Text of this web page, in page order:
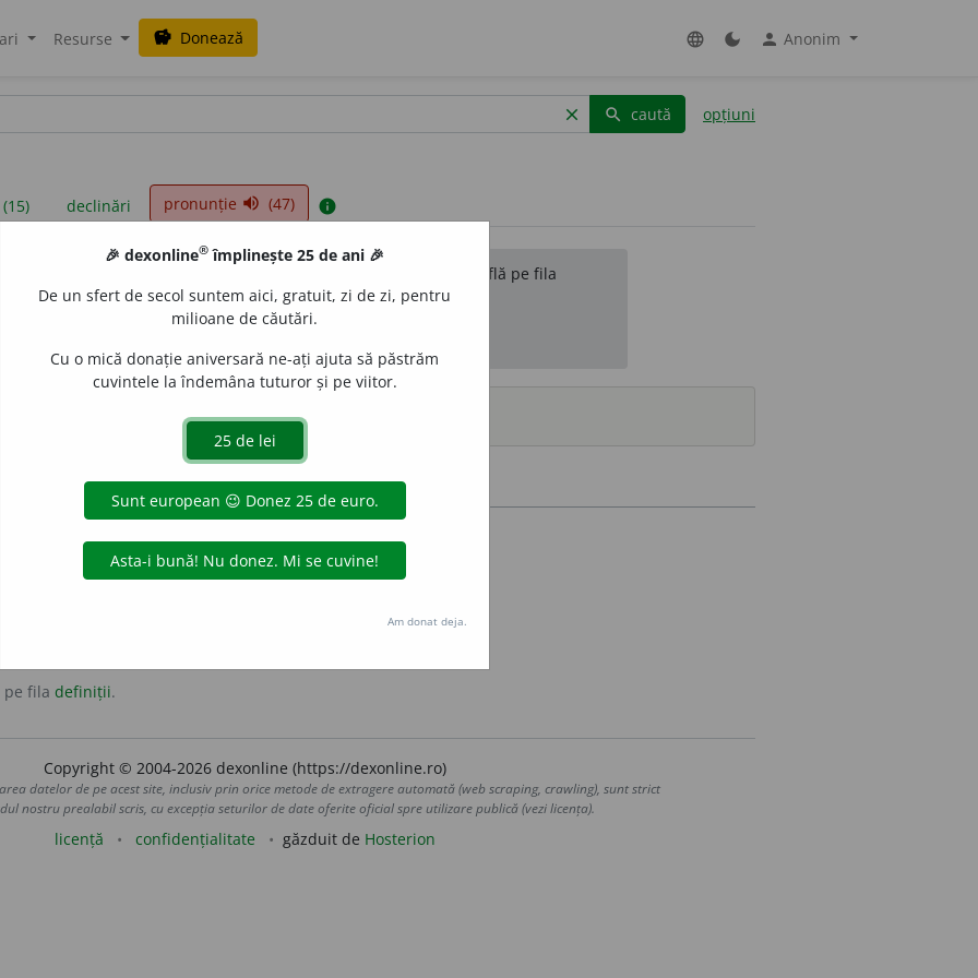
Resurse savings Donează language dark_mode person Anonim
clear search caută opțiuni
declinări pronunție volume_up (47) info
sunt compilate de echipa dexonline. Definițiile originale se află pe fila
reordona filele pe pagina depreferințe.
surse
neutru
pentru cineva.
ursuzlâc antonime: noroc
șansă
pe fila definiții.
Copyright © 2004-2026 dexonline (https://dexonline.ro)
datelor de pe acest site, inclusiv prin orice metode de extragere automată (web scraping, crawling), sunt strict
nostru prealabil scris, cu excepția seturilor de date oferite oficial spre utilizare publică (vezi licența).
licență confidențialitate găzduit de Hosterion
🎉 dexonline® împlinește 25 de ani 🎉
De un sfert de secol suntem aici, gratuit, zi de zi, pentru
milioane de căutări.
Cu o mică donație aniversară ne-ați ajuta să păstrăm
cuvintele la îndemâna tuturor și pe viitor.
Am donat deja.